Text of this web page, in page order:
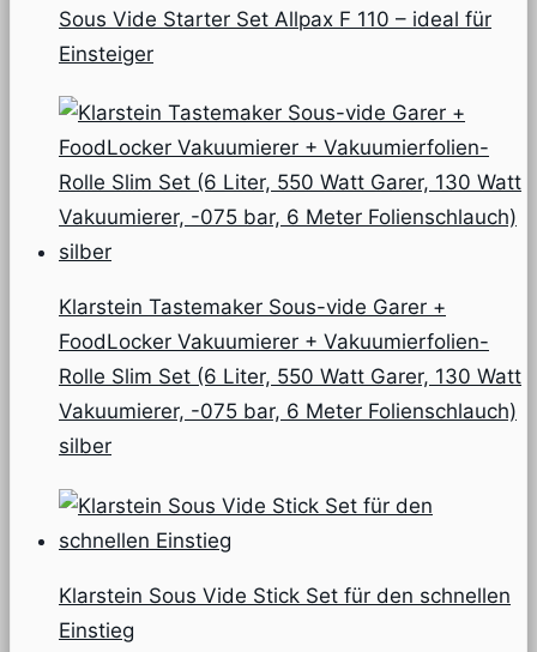
Sous Vide Starter Set Allpax F 110 – ideal für
Einsteiger
Klarstein Tastemaker Sous-vide Garer +
FoodLocker Vakuumierer + Vakuumierfolien-
Rolle Slim Set (6 Liter, 550 Watt Garer, 130 Watt
Vakuumierer, -075 bar, 6 Meter Folienschlauch)
silber
Klarstein Sous Vide Stick Set für den schnellen
Einstieg